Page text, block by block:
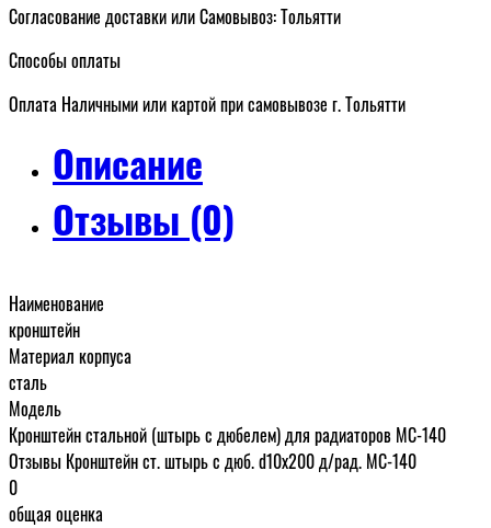
Согласование доставки или Самовывоз: Тольятти
Способы оплаты
Оплата Наличными или картой при самовывозе г. Тольятти
Описание
Отзывы (0)
Наименование
кронштейн
Материал корпуса
сталь
Модель
Кронштейн стальной (штырь с дюбелем) для радиаторов МС-140
Отзывы Кронштейн ст. штырь с дюб. d10x200 д/рад. МС-140
0
общая оценка